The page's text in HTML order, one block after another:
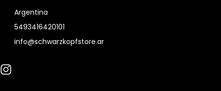
Argentina
5493416420101
info@schwarzkopfstore.ar